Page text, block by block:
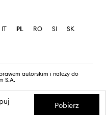
IT PL RO SI
SK
autorskim i należy do
S.A.
Pobierz